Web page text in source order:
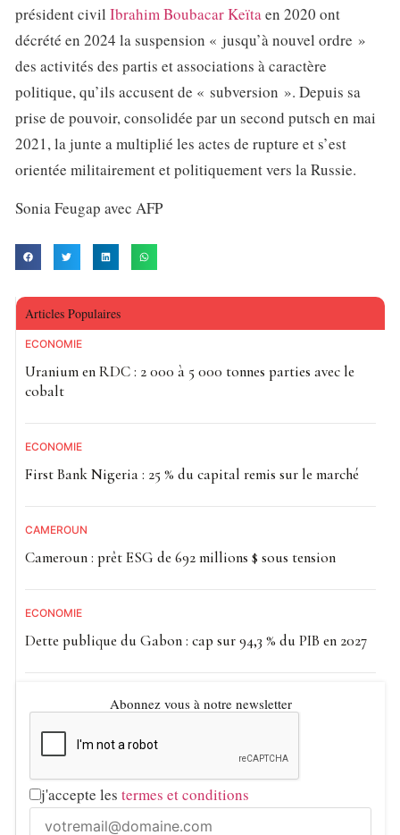
président civil Ibrahim Boubacar Keïtaen 2020 ont
décrété en 2024 la suspension « jusqu’à nouvel ordre »
des activités des partis et associations à caractère
politique, qu’ils accusent de « subversion ». Depuis sa
prise de pouvoir, consolidée par un second putsch en mai
2021, la junte a multiplié les actes de rupture et s’est
orientée militairement et politiquement vers la Russie.
Sonia Feugap avec AFP
Articles Populaires
ECONOMIE
Uranium en RDC : 2 000 à 5 000 tonnes parties avec le
cobalt
ECONOMIE
First Bank Nigeria : 25 % du capital remis sur le marché
CAMEROUN
Cameroun : prêt ESG de 692 millions $ sous tension
ECONOMIE
Dette publique du Gabon : cap sur 94,3 % du PIB en 2027
Abonnez vous à notre newsletter
j'accepte les termes et conditions